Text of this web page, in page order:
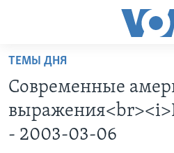
Перейти
основной
контент
Перейти
ПРОГРАММЫ
ПРОЕКТЫ
ТЕМЫ ДНЯ
Современные
- 2003-03-06